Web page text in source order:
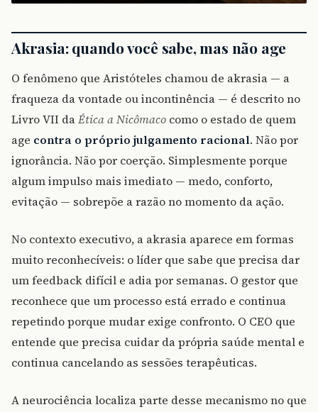
Akrasia: quando você sabe, mas não age
O fenômeno que Aristóteles chamou de akrasia — a
fraqueza da vontade ou incontinência — é descrito no
Livro VII daÉtica a Nicômaco como o estado de quem
age contra o próprio julgamento racional. Não por
ignorância. Não por coerção. Simplesmente porque
algum impulso mais imediato — medo, conforto,
evitação — sobrepõe a razão no momento da ação.
No contexto executivo, a akrasia aparece em formas
muito reconhecíveis: o líder que sabe que precisa dar
um feedback difícil e adia por semanas. O gestor que
reconhece que um processo está errado e continua
repetindo porque mudar exige confronto. O CEO que
entende que precisa cuidar da própria saúde mental e
continua cancelando as sessões terapêuticas.
A neurociência localiza parte desse mecanismo no que